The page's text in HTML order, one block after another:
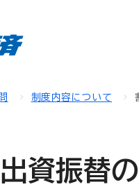
制度内容について
資振替